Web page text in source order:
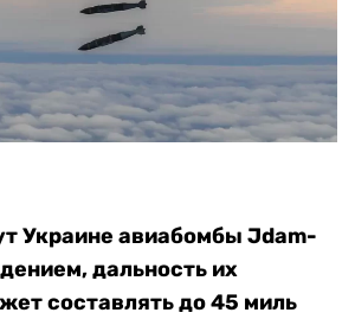
Украине авиабомбы Jdam-
дальность их
составлять до 45 миль